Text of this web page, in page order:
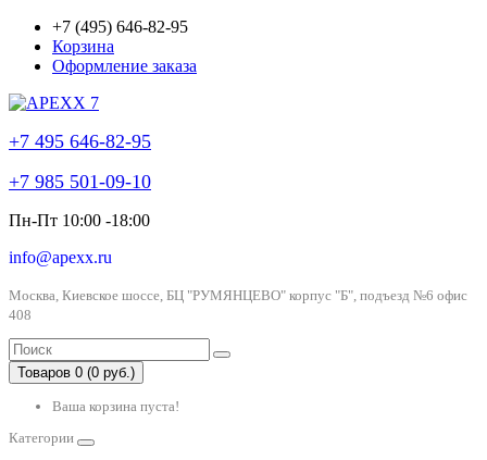
+7 (495) 646-82-95
Корзина
Оформление заказа
+7 495 646-82-95
+7 985 501-09-10
Пн-Пт 10:00 -18:00
info@apexx.ru
Москва, Киевское шоссе, БЦ "РУМЯНЦЕВО" корпус "Б", подъезд №6 офис
408
Товаров 0 (0 руб.)
Ваша корзина пуста!
Категории